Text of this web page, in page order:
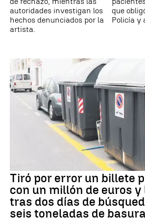
autoridades investigan los
hechos denunciados por la
artista.
que
Policía y
Tiró por error un billete
con un millón de euros
tras dos días de
seis toneladas de basura